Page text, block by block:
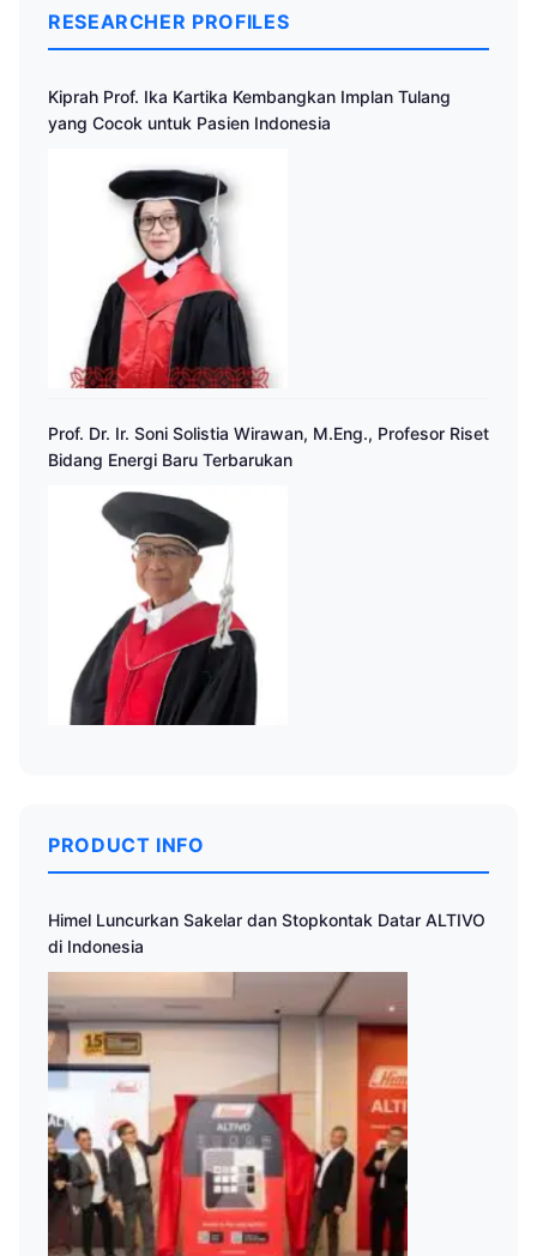
RESEARCHER PROFILES
Kiprah Prof. Ika Kartika Kembangkan Implan Tulang
yang Cocok untuk Pasien Indonesia
Prof. Dr. Ir. Soni Solistia Wirawan, M.Eng., Profesor Riset
Bidang Energi Baru Terbarukan
PRODUCT INFO
Himel Luncurkan Sakelar dan Stopkontak Datar ALTIVO
di Indonesia